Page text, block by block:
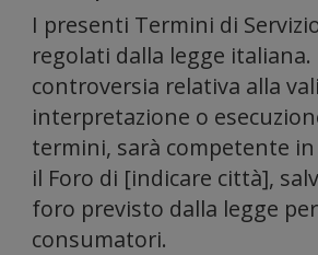
I presenti Termini di
regolati dalla legge italiana.
controversia relativa alla
interpretazione o
termini, sarà competente in
il Foro di [indicare città],
foro previsto dalla legge
consumatori.